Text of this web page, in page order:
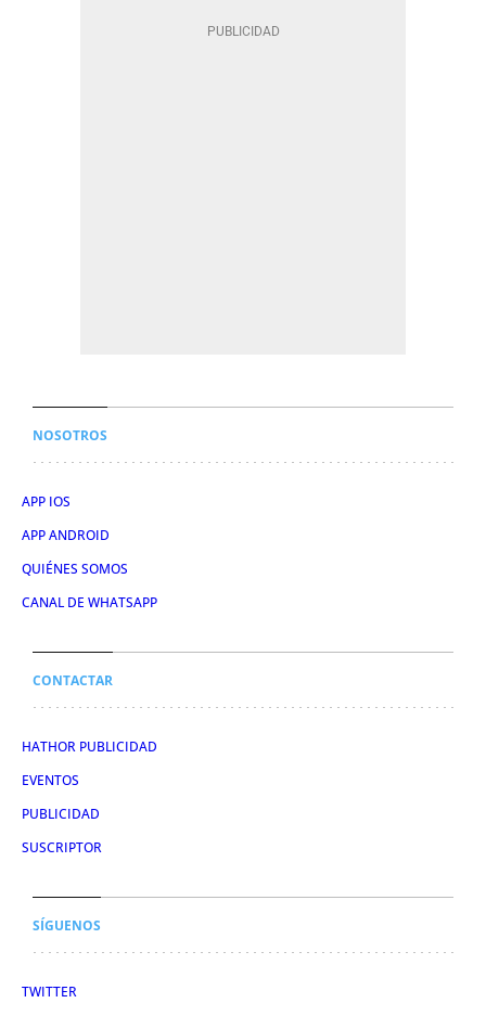
NOSOTROS
APP IOS
APP ANDROID
QUIÉNES SOMOS
CANAL DE WHATSAPP
CONTACTAR
HATHOR PUBLICIDAD
EVENTOS
PUBLICIDAD
SUSCRIPTOR
SÍGUENOS
TWITTER